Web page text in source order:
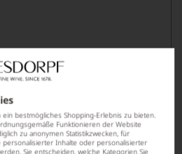
bestmögliches Shopping-Erlebnis zu bieten.
Funktionieren der Website
zu anonymen Statistikzwecken, für
Inhalte oder personalisierter
Sie entscheiden, welche Kategorien Sie
€ 184,00
pro Flasche (0.75l), € 245,33